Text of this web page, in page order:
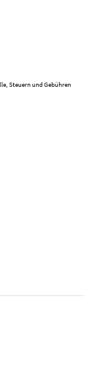
Steuern und Gebühren